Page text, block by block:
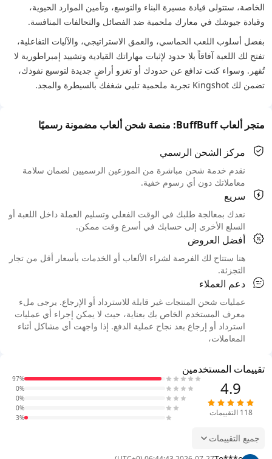
الخاصة، ستتولى قيادة مسيرة البناء والتوسع، وتأمين الموارد الحيوية،
وقيادة جيوشك في معارك ملحمية ضد الفصائل والتحالفات المنافسة.
بفضل أسلوب اللعب الحماسي، والعمق الاستراتيجي، والآليات التفاعلية،
تفتح لك اللعبة آفاقاً بلا حدود لإثبات مهاراتك القيادية وتشييد إمبراطورية لا
تُقهر. وسواء كنت تدافع عن حدودك أو تغزو أراضٍ جديدة لتوسيع نفوذك،
تضمن لك Kingshot تجربة ملحمية تلبي شغفك بالسيطرة والمجد.
متجر ألعاب BuffBuff: منصة شحن ألعاب مضمونة رسميًا
مركز الشحن الرسمي
نقدم خدمة شحن مباشرة من الموزعين الرسميين لضمان سلامة
معاملاتك دون أي رسوم خفية.
سريع
نعدك بمعالجة طلبك في الوقت الفعلي وتسليم العملة داخل اللعبة أو
السلع الأخرى إلى حسابك في أسرع وقت ممكن.
أفضل العروض
هنا ستتاح لك الفرصة لشراء الألعاب أو الخدمات بأسعار أقل من تجار
التجزئة.
دعم العملاء
عمليات شحن المنتجات غير قابلة للاسترداد أو الإرجاع. يرجى ملء
معرف المستخدم الخاص بك بعناية، حيث لا يمكن إجراء أي عمليات
استرداد أو إرجاع بعد نجاح عملية الدفع. إذا واجهت أي مشاكل أثناء
المعاملات،
تقييمات المستخدمين
4.9
118 التقييمات
97%
0%
0%
0%
3%
جميع التقييمات